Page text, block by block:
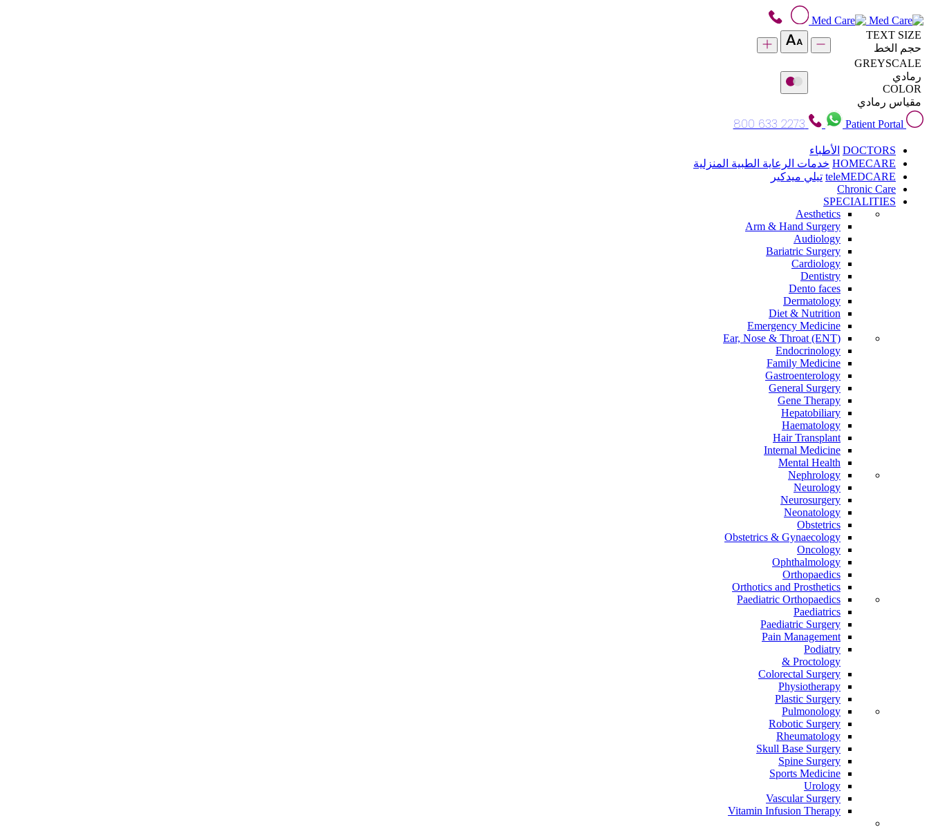
TEXT SIZE
حجم الخط
GREYSCALE
رمادي
COLOR
مقياس رمادي
Patient Portal
800 633 2273
DOCTORS الأطباء
HOMECARE خدمات الرعاية الطبية المنزلية
teleMEDCARE تيلي ميدكير
Chronic Care
SPECIALITIES
Aesthetics
Arm & Hand Surgery
Audiology
Bariatric Surgery
Cardiology
Dentistry
Dento faces
Dermatology
Diet & Nutrition
Emergency Medicine
Ear, Nose & Throat (ENT)
Endocrinology
Family Medicine
Gastroenterology
General Surgery
Gene Therapy
Hepatobiliary
Haematology
Hair Transplant
Internal Medicine
Mental Health
Nephrology
Neurology
Neurosurgery
Neonatology
Obstetrics
Obstetrics & Gynaecology
Oncology
Ophthalmology
Orthopaedics
Orthotics and Prosthetics
Paediatric Orthopaedics
Paediatrics
Paediatric Surgery
Pain Management
Podiatry
Proctology &
Colorectal Surgery
Physiotherapy
Plastic Surgery
Pulmonology
Robotic Surgery
Rheumatology
Skull Base Surgery
Spine Surgery
Sports Medicine
Urology
Vascular Surgery
Vitamin Infusion Therapy